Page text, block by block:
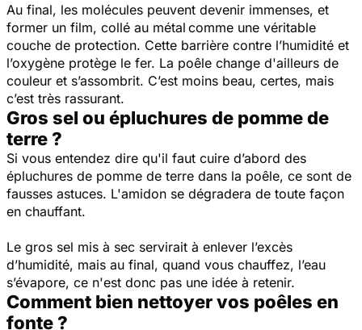
Au final, les molécules peuvent devenir immenses, et
former un film, collé au métal comme une véritable
couche de protection. Cette barrière contre l’humidité et
l’oxygène protège le fer. La poêle change d'ailleurs de
couleur et s’assombrit. C’est moins beau, certes, mais
c’est très rassurant.
Gros sel ou épluchures de pomme de
terre ?
Si vous entendez dire qu'il faut cuire d’abord des
épluchures de pomme de terre dans la poêle, ce sont de
fausses astuces. L'amidon se dégradera de toute façon
en chauffant.
Le gros sel mis à sec servirait à enlever l’excès
d’humidité, mais au final, quand vous chauffez, l’eau
s’évapore, ce n'est donc pas une idée à retenir.
Comment bien nettoyer vos poêles en
fonte ?